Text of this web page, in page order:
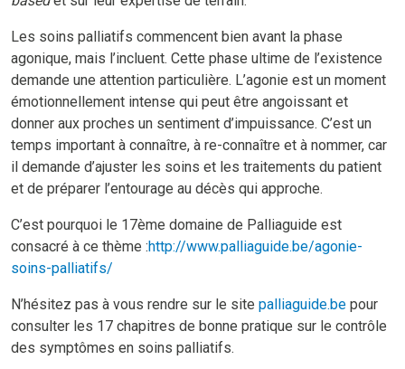
Les soins palliatifs commencent bien avant la phase
agonique, mais l’incluent. Cette phase ultime de l’existence
demande une attention particulière. L’agonie est un moment
émotionnellement intense qui peut être angoissant et
donner aux proches un sentiment d’impuissance. C’est un
temps important à connaître, à re-connaître et à nommer, car
il demande d’ajuster les soins et les traitements du patient
et de préparer l’entourage au décès qui approche.
C’est pourquoi le 17ème domaine de Palliaguide est
consacré à ce thème :http://www.palliaguide.be/agonie-
soins-palliatifs/
N’hésitez pas à vous rendre sur le site palliaguide.be pour
consulter les 17 chapitres de bonne pratique sur le contrôle
des symptômes en soins palliatifs.